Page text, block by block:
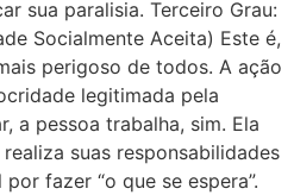
sua paralisia. Terceiro Grau:
Socialmente Aceita) Este é,
perigoso de todos. A ação
legitimada pela
a pessoa trabalha, sim. Ela
suas responsabilidades
fazer “o que se espera”.